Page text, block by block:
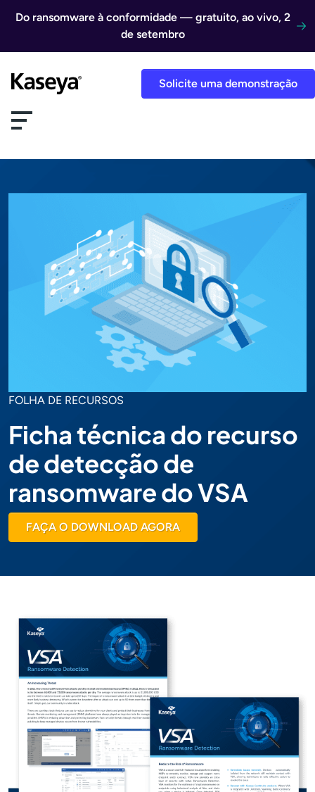
Do ransomware à conformidade — gratuito, ao vivo, 2
de setembro
Solicite uma demonstração
FOLHA DE RECURSOS
Ficha técnica do recurso
de detecção de
ransomware do VSA
FAÇA O DOWNLOAD AGORA